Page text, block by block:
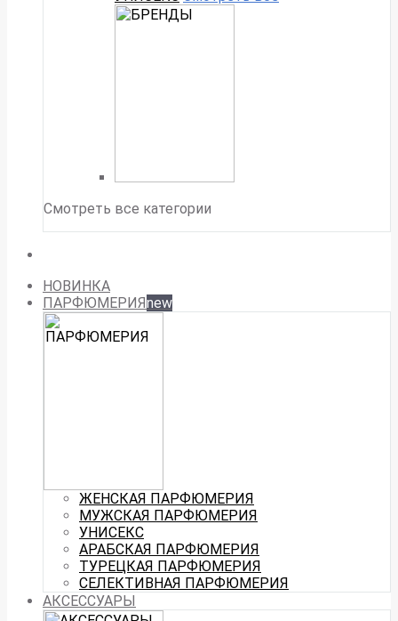
Смотреть все категории
НОВИНКА
ПАРФЮМЕРИЯnew
ЖЕНСКАЯ ПАРФЮМЕРИЯ
МУЖСКАЯ ПАРФЮМЕРИЯ
УНИСЕКС
АРАБСКАЯ ПАРФЮМЕРИЯ
ТУРЕЦКАЯ ПАРФЮМЕРИЯ
СЕЛЕКТИВНАЯ ПАРФЮМЕРИЯ
АКСЕССУАРЫ